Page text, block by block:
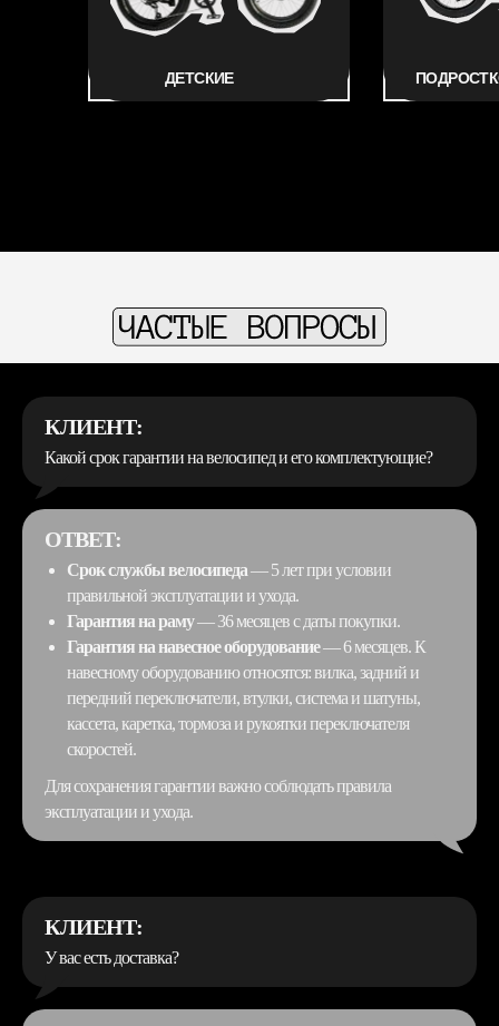
ДЕТСКИЕ
КЛИЕНТ:
Какой срок гарантии на велосипед и его комплектующие?
ОТВЕТ:
Срок службы велосипеда— 5 лет при условии
правильной эксплуатации и ухода.
Гарантия на раму— 36 месяцев с даты покупки.
Гарантия на навесное оборудование— 6 месяцев. К
навесному оборудованию относятся: вилка, задний и
передний переключатели, втулки, система и шатуны,
кассета, каретка, тормоза и рукоятки переключателя
скоростей.
Для сохранения гарантии важно соблюдать правила
эксплуатации и ухода.
КЛИЕНТ:
У вас есть доставка?